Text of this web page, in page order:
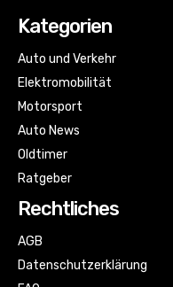
Kategorien
Auto und Verkehr
Elektromobilität
Motorsport
Auto News
Oldtimer
Ratgeber
Rechtliches
AGB
Datenschutzerklärung